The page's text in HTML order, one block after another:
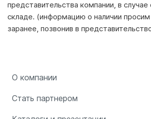
представительства компании, в случае
складе. (информацию о наличии просим
заранее, позвонив в
О компании
Стать партнером